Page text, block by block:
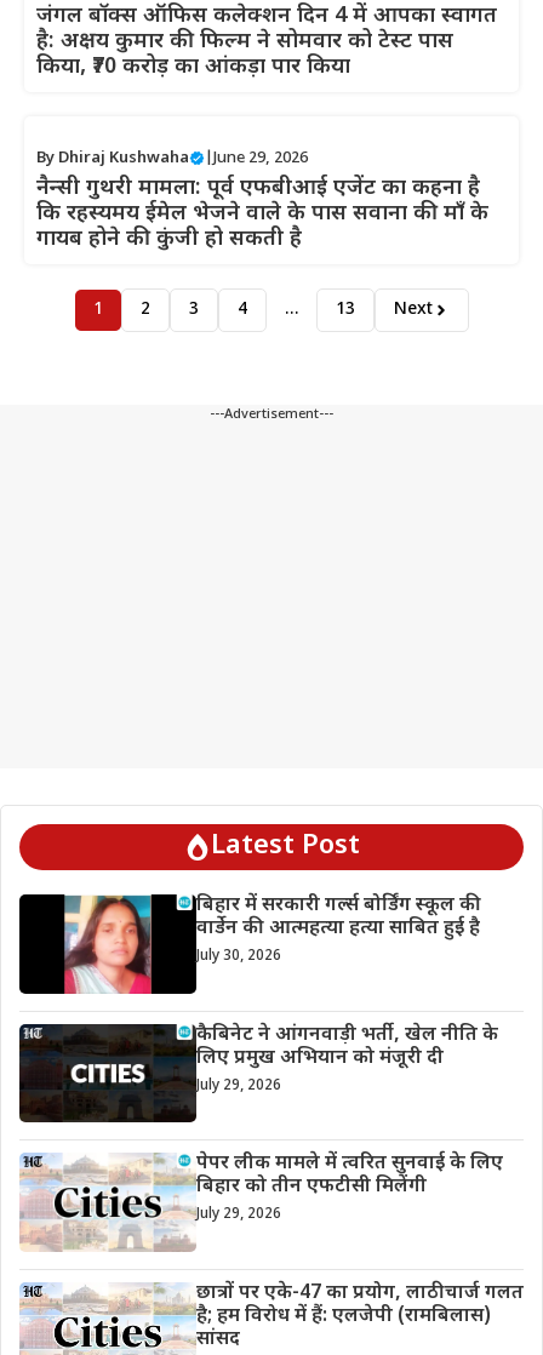
जंगल बॉक्स ऑफिस कलेक्शन दिन 4 में आपका स्वागत
है: अक्षय कुमार की फिल्म ने सोमवार को टेस्ट पास
किया, ₹70 करोड़ का आंकड़ा पार किया
By Dhiraj Kushwaha June 29, 2026
नैन्सी गुथरी मामला: पूर्व एफबीआई एजेंट का कहना है
कि रहस्यमय ईमेल भेजने वाले के पास सवाना की माँ के
गायब होने की कुंजी हो सकती है
1 2 3 4 … 13 Next
---Advertisement---
Latest Post
बिहार में सरकारी गर्ल्स बोर्डिंग स्कूल की
वार्डेन की आत्महत्या हत्या साबित हुई है
July 30, 2026
कैबिनेट ने आंगनवाड़ी भर्ती, खेल नीति के
लिए प्रमुख अभियान को मंजूरी दी
July 29, 2026
पेपर लीक मामले में त्वरित सुनवाई के लिए
बिहार को तीन एफटीसी मिलेंगी
July 29, 2026
छात्रों पर एके-47 का प्रयोग, लाठीचार्ज गलत
है; हम विरोध में हैं: एलजेपी (रामबिलास)
सांसद